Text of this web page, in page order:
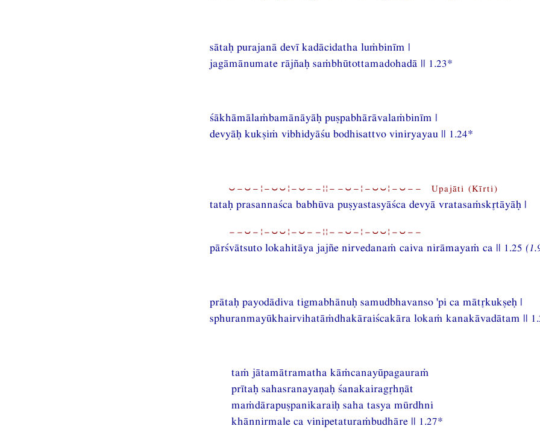
sātaḥ purajanā devī kadācidatha luṁbinīm |
jagāmānumate rājñaḥ saṁbhūtottamadohadā || 1.23*
śākhāmālaṁbamānāyāḥ puṣpabhārāvalaṁbinīm |
devyāḥ kukṣiṁ vibhidyāśu bodhisattvo viniryayau || 1.24*
⏑−⏑−¦−⏑⏑¦−⏑−−¦¦−−⏑−¦−⏑⏑¦−⏑−− Upajāti (Kīrti)
tataḥ prasannaśca babhūva puṣyastasyāśca devyā vratasaṁsktāyāḥ |
−−⏑−¦−⏑⏑¦−⏑−−¦¦−−⏑−¦−⏑⏑¦−⏑−−
pārśvātsuto lokahitāya jajñe nirvedanaṁ caiva nirāmayaṁ ca || 1.25
prātaḥ payodādiva tigmabhānuḥ samudbhavanso 'pi ca mātkukṣeḥ |
sphuranmayūkhairvihatāṁdhakāraiścakāra lokaṁ kanakāvadātam ||
taṁ jātamātramatha kāṁcanayūpagauraṁ
prītaḥ sahasranayaṇaḥ śanakairaghṇāt
maṁdārapuṣpanikaraiḥ saha tasya mūrdhni
khānnirmale ca vinipetaturaṁbudhāre || 1.27*